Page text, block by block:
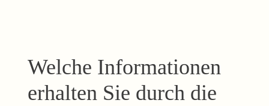
Welche Informationen
erhalten Sie durch die